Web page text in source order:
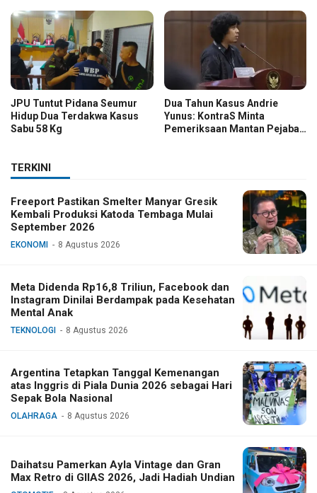
JPU Tuntut Pidana Seumur
Hidup Dua Terdakwa Kasus
Sabu 58 Kg
Dua Tahun Kasus Andrie
Yunus: KontraS Minta
Pemeriksaan Mantan Pejabat
TERKINI
Freeport Pastikan Smelter Manyar Gresik
Kembali Produksi Katoda Tembaga Mulai
September 2026
EKONOMI 8 Agustus 2026
Meta Didenda Rp16,8 Triliun, Facebook dan
Instagram Dinilai Berdampak pada Kesehatan
Mental Anak
TEKNOLOGI 8 Agustus 2026
Argentina Tetapkan Tanggal Kemenangan
atas Inggris di Piala Dunia 2026 sebagai Hari
Sepak Bola Nasional
OLAHRAGA 8 Agustus 2026
Daihatsu Pamerkan Ayla Vintage dan Gran
Max Retro di GIIAS 2026, Jadi Hadiah Undian